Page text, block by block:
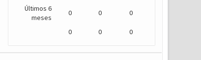
Últimos 6
meses
0 0 0
0 0 0